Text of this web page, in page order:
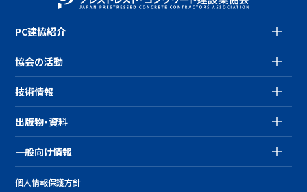
PC建協紹介
協会の活動
技術情報
出版物・資料
一般向け情報
個人情報保護方針